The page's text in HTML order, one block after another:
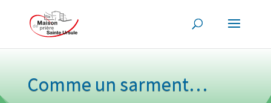
Comme un sarment…